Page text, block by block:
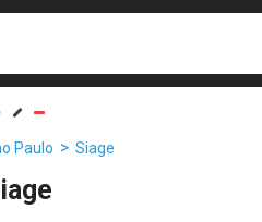
Paulo Siage